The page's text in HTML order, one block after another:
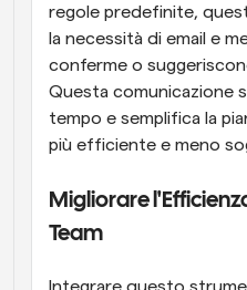
regole predefinite,
la necessità di email e
conferme o
Questa comunicazione
tempo e semplifica la
più efficiente e meno
Migliorare
Team